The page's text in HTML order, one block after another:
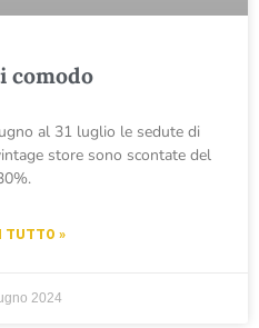
comodo
al 31 luglio le sedute di
store sono scontate del
TUTTO »
2024